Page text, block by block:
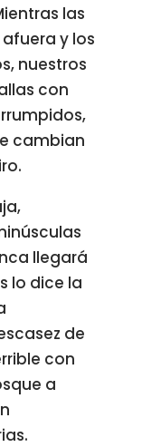
las
y los
nuestros
con
cambian
llegará
lo dice la
de
con
a